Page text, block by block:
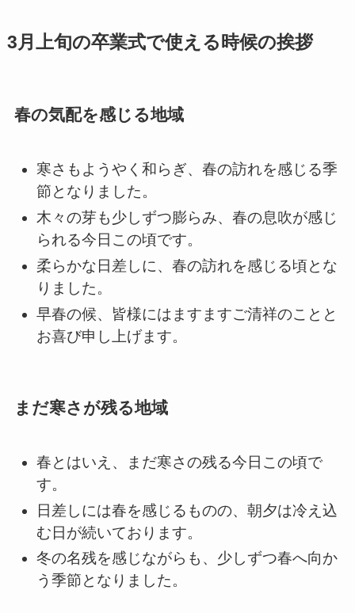
3月上旬の卒業式で使える時候の挨拶
春の気配を感じる地域
寒さもようやく和らぎ、春の訪れを感じる季
節となりました。
木々の芽も少しずつ膨らみ、春の息吹が感じ
られる今日この頃です。
柔らかな日差しに、春の訪れを感じる頃とな
りました。
早春の候、皆様にはますますご清祥のことと
お喜び申し上げます。
まだ寒さが残る地域
春とはいえ、まだ寒さの残る今日この頃で
す。
日差しには春を感じるものの、朝夕は冷え込
む日が続いております。
冬の名残を感じながらも、少しずつ春へ向か
う季節となりました。